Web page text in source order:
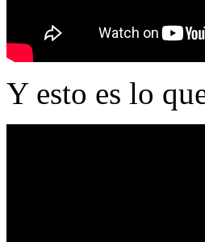
Y esto es lo